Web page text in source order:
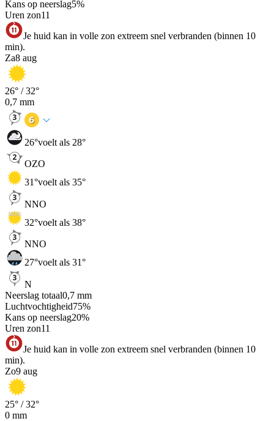
Kans op neerslag5%
Uren zon11
Je huid kan in volle zon extreem snel verbranden (binnen 10
min).
Za8 aug
26° /32°
0,7 mm
26°voelt als 28°
OZO
31°voelt als 35°
NNO
32°voelt als 38°
NNO
27°voelt als 31°
N
Neerslag totaal0,7 mm
Luchtvochtigheid75%
Kans op neerslag20%
Uren zon11
Je huid kan in volle zon extreem snel verbranden (binnen 10
min).
Zo9 aug
25° /32°
0 mm